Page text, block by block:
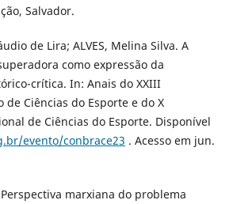
Salvador.
de Lira; ALVES, Melina Silva. A
como expressão da
crítica. In: Anais do XXIII
de Ciências do Esporte e do X
de Ciências do Esporte. Disponível
evento/conbrace23 . Acesso em jun.
marxiana do problema